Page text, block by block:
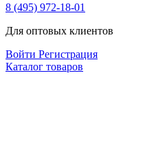
8 (495) 972-18-01
Для оптовых клиентов
Войти Регистрация
Каталог товаров